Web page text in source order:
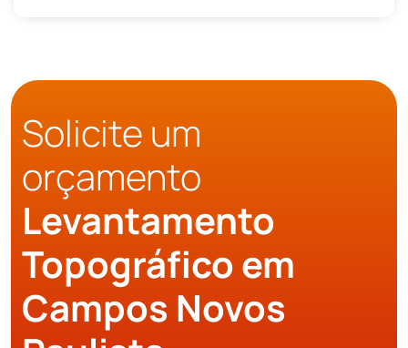
Solicite um
orçamento
Levantamento
Topográfico em
Campos Novos